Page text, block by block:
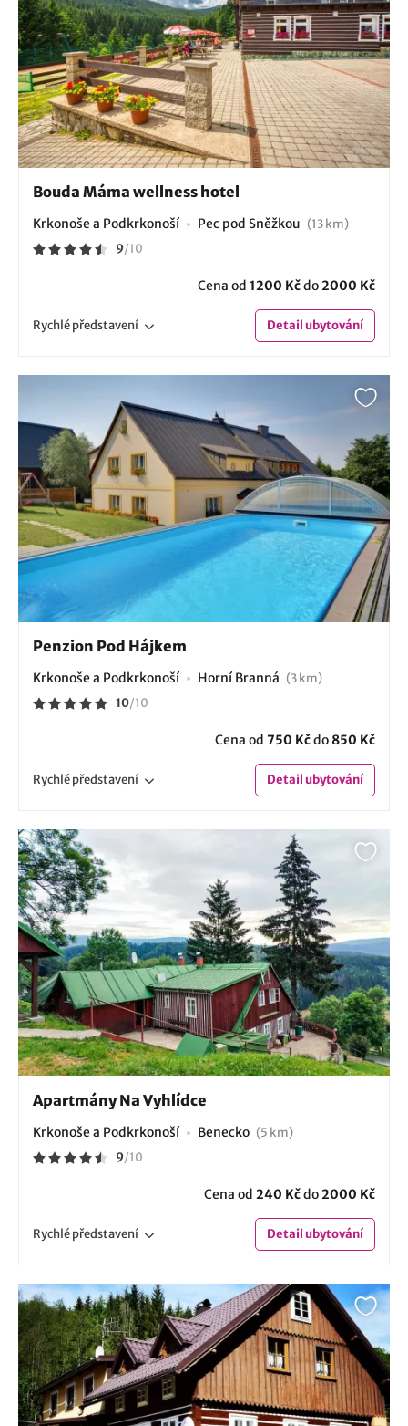
Bouda Máma wellness hotel
Krkonoše a Podkrkonoší Pec pod Sněžkou (13 km)
9/10
Cena od 1200 Kčdo2000 Kč
Rychlépředstavení Detailubytování
Penzion Pod Hájkem
Krkonoše a Podkrkonoší Horní Branná (3 km)
10/10
Cena od 750 Kčdo 850 Kč
Rychlépředstavení Detailubytování
Apartmány Na Vyhlídce
Krkonoše a Podkrkonoší Benecko (5 km)
9/10
Cena od 240 Kčdo 2000 Kč
Rychlépředstavení Detailubytování